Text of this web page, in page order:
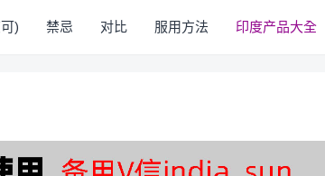
) 禁忌 对比 服用方法 印度产品大全